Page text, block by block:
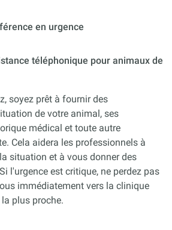
en urgence
téléphonique pour animaux de
soyez prêt à fournir des
de votre animal, ses
médical et toute autre
Cela aidera les professionnels à
situation et à vous donner des
l'urgence est critique, ne perdez pas
immédiatement vers la clinique
plus proche.